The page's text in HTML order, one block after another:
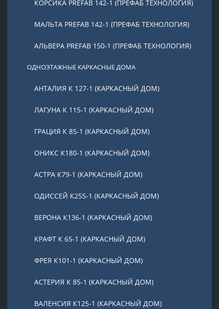
КОРСИКА PREFAB 142-1 (ПРЕФАБ ТЕХНОЛОГИЯ)
МАЛЬТА PREFAB 142-1 (ПРЕФАБ ТЕХНОЛОГИЯ)
АЛЬВЕРА PREFAB 150-1 (ПРЕФАБ ТЕХНОЛОГИЯ)
ОДНОЭТАЖНЫЕ КАРКАСНЫЕ ДОМА
АНТАЛИЯ К 127-1 (КАРКАСНЫЙ ДОМ)
ЛАГУНА К 115-1 (КАРКАСНЫЙ ДОМ)
ГРАЦИЯ К 85-1 (КАРКАСНЫЙ ДОМ)
ОНИКС К180-1 (КАРКАСНЫЙ ДОМ)
АСТРА К79-1 (КАРКАСНЫЙ ДОМ)
ОДИССЕЙ К255-1 (КАРКАСНЫЙ ДОМ)
ВЕРОНА К136-1 (КАРКАСНЫЙ ДОМ)
КРАФТ К 65-1 (КАРКАСНЫЙ ДОМ)
ФРЕЯ К101-1 (КАРКАСНЫЙ ДОМ)
АСТЕРИЯ К 85-1 (КАРКАСНЫЙ ДОМ)
ВАЛЕНСИЯ К125-1 (КАРКАСНЫЙ ДОМ)